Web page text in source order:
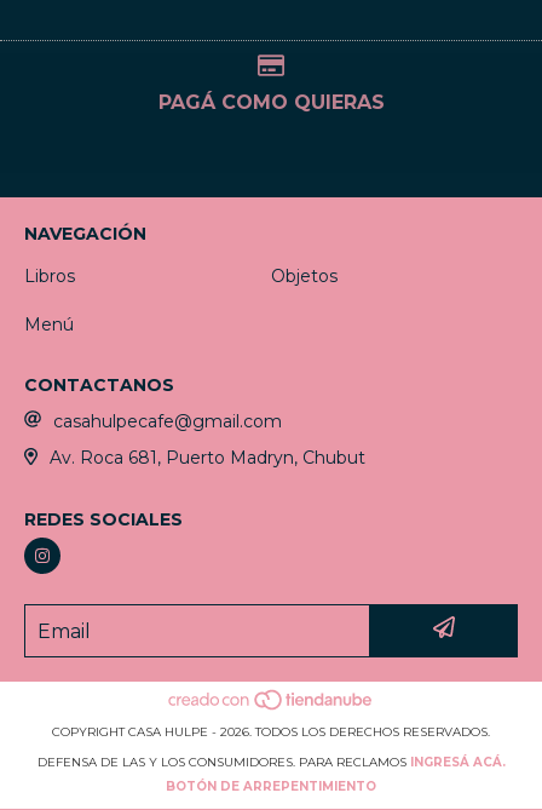
PAGÁ COMO QUIERAS
NAVEGACIÓN
Libros
Objetos
Menú
CONTACTANOS
casahulpecafe@gmail.com
Av. Roca 681, Puerto Madryn, Chubut
REDES SOCIALES
COPYRIGHT CASA HULPE - 2026. TODOS LOS DERECHOS RESERVADOS.
DEFENSA DE LAS Y LOS CONSUMIDORES. PARA RECLAMOS INGRESÁ ACÁ.
BOTÓN DE ARREPENTIMIENTO